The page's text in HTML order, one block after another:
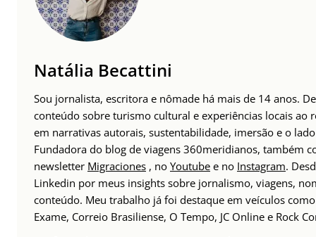
Natália Becattini
Sou jornalista, escritora e nômade há mais de 14 anos.
conteúdo sobre turismo cultural e experiências locais ao
em narrativas autorais, sustentabilidade, imersão e o
Fundadora do blog de viagens 360meridianos, também
newsletter Migraciones , no Youtube e no Instagram.
Linkedin por meus insights sobre jornalismo, viagens,
conteúdo. Meu trabalho já foi destaque em veículos
Exame, Correio Brasiliense, O Tempo, JC Online e Rock